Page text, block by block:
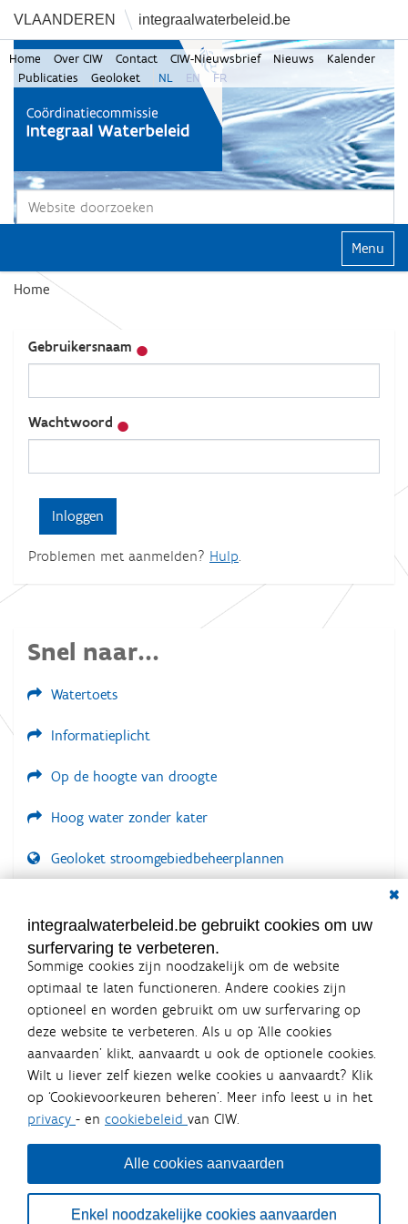
VLAANDEREN integraalwaterbeleid.be
Zoek
Home Over CIW Contact CIW-Nieuwsbrief Nieuws
Kalender
Publicaties
Geoloket NL EN FR
Klap
Home
Gebruikersnaam
Wachtwoord
Problemen met aanmelden? Hulp
Snel naar...
Watertoets
Informatieplicht
Op de hoogte van droogte
Hoog water zonder kater
Geoloket stroomgebiedbeheerplannen
LOGIN VEREIST
integraalwaterbeleid.be gebruikt cookies om uw
surfervaring te verbeteren.
Sommige cookies zijn noodzakelijk om de website
optimaal te laten functioneren. Andere cookies zijn
optioneel en worden gebruikt om uw surfervaring op
deze website te verbeteren. Als u op ‘Alle cookies
aanvaarden’ klikt, aanvaardt u ook de optionele cookies.
Wilt u liever zelf kiezen welke cookies u aanvaardt? Klik
op ‘Cookievoorkeuren beheren’. Meer info leest u in het
privacy - en cookiebeleid van CIW.
Alle cookies aanvaarden
Enkel noodzakelijke cookies aanvaarden
Integraalwaterbeleid.be is een
officiële website van de Vlaamse
overheid
uitgegeven door Coördinatiecommissie Integraal
Waterbeleid
De Coördinatiecommissie Integraal Waterbeleid (CIW) is een
bestuursniveaus die bij het waterbeleid betrokken zijn. Ook
waterbedrijven nemen deel aan het overleg. Deze
samenwerking zorgt voor een gecoördineerde en
geïntegreerde aanpak van het waterbeleid en waterbeheer
in Vlaanderen.